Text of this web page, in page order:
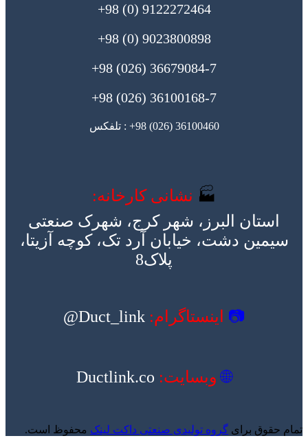
9122272464 (0) 98+
9023800898 (0) 98+
36679084-7 (026) 98+
36100168-7 (026) 98+
36100460 (026) 98+ : تلفکس
🏭 نشانی کارخانه:
استان البرز، شهر کرج، شهرک صنعتی
سیمین دشت، خیابان آرد تک، کوچه آزیتا،
پلاک8
📷 اینستاگرام:
🌐 وبسایت:
تمام حقوق برای گروه تولیدی صنعتی داکت لینک محفوظ است.